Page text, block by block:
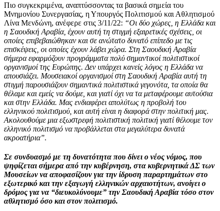
Πιο συγκεκριμένα, αναπτύσσοντας τα βασικά σημεία του
Μνημονίου Συνεργασίας, η Υπουργός Πολιτισμού και Αθλητισμού
Λίνα Μενδώνη, ανέφερε στις 3/11/22: “Οι δύο χώρες, η Ελλάδα και
η Σαουδική Αραβία, έχουν αυτή τη στιγμή εξαιρετικές σχέσεις, οι
οποίες επιβεβαιώθηκαν και σε ανώτατο δυνατό επίπεδο με τις
επισκέψεις, οι οποίες έχουν λάβει χώρα. Στη Σαουδική Αραβία
σήμερα εφαρμόζουν προγράμματα πολύ σημαντικοί πολιτιστικοί
οργανισμοί της Ευρώπης. Δεν υπάρχει κανείς λόγος η Ελλάδα να
απουσιάζει. Μουσειακοί οργανισμοί στη Σαουδική Αραβία αυτή τη
στιγμή παρουσιάζουν σημαντικά πολιτιστικά γεγονότα, τα οποία θα
θέλαμε και εμείς να δούμε, και γιατί όχι να τα μεταφέρουμε αυτούσια
και στην Ελλάδα. Μας ενδιαφέρει απολύτως η προβολή του
ελληνικού πολιτισμού, και αυτή είναι η διαφορά στην πολιτική μας.
Ακολουθούμε μια εξωστρεφή πολιτιστική πολιτική γιατί θέλουμε τον
ελληνικό πολιτισμό να προβάλλεται στα μεγαλύτερα δυνατά
ακροατήρια”.
Σε συνδυασμό με τη δυνατότητα που δίνει ο νέος νόμος, που
ψηφίζεται σήμερα από την κυβέρνηση, στα κυβερνητικά ΔΣ των
Μουσείων να αποφασίζουν για την ίδρυση παραρτημάτων στο
εξωτερικό και την εξαγωγή ελληνικών αρχαιοτήτων, ανοίγει ο
δρόμος για να “διευκολύνουμε” την Σαουδική Αραβία τόσο στον
αθλητισμό όσο και στον πολιτισμό.